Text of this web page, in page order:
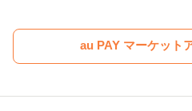
au PAY マーケット